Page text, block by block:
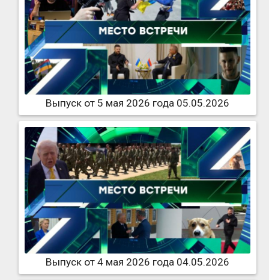
Выпуск от 5 мая 2026 года 05.05.2026
Выпуск от 4 мая 2026 года 04.05.2026